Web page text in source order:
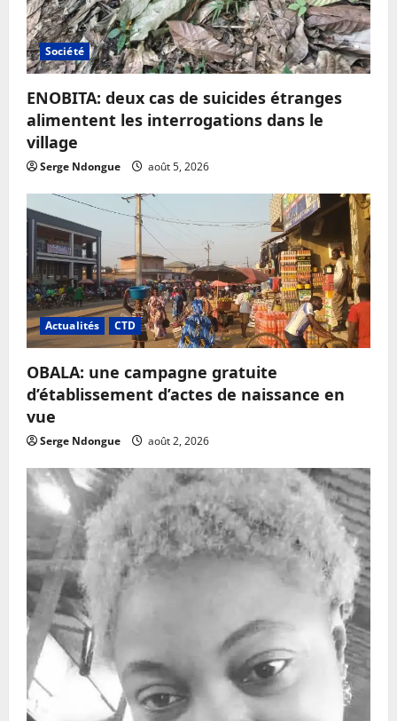
Société
ENOBITA: deux cas de suicides étranges
alimentent les interrogations dans le
village
Serge Ndongue août 5, 2026
Actualités CTD
OBALA: une campagne gratuite
d’établissement d’actes de naissance en
vue
Serge Ndongue août 2, 2026